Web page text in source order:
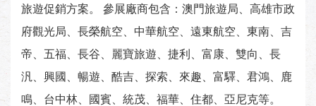
旅遊促銷方案。 參展廠商包含：澳門旅遊局、高雄市政
府觀光局、長榮航空、中華航空、遠東航空、東南、吉
帝、五福、長谷、麗寶旅遊、捷利、富康、雙向、長
汎、興國、暢遊、酷吉、探索、來趣、富驛、君鴻、鹿
鳴、台中林、國賓、統茂、福華、住都、亞尼克等。